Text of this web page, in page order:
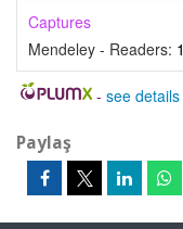
Captures
Mendeley - Readers: 1
- see details
Paylaş